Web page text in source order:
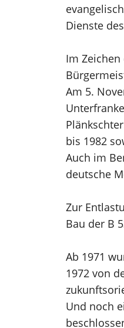
Dienste
Im
Am 5.
bis 1982
Auch im
deutsche
Zur
Bau der B
Ab 1971
1972 von
Und noch